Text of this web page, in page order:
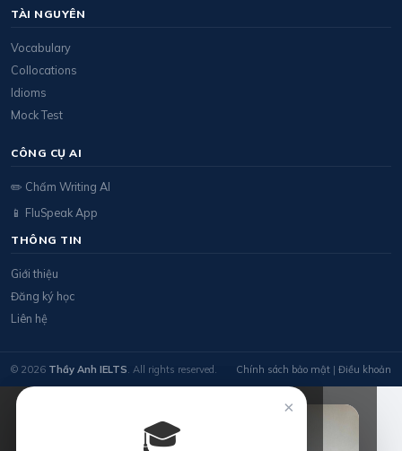
TÀI NGUYÊN
Vocabulary
Collocations
Idioms
Mock Test
CÔNG CỤ AI
✏️ Chấm Writing AI
📱 FluSpeak App
THÔNG TIN
Giới thiệu
Đăng ký học
Liên hệ
© 2026 Thầy Anh IELTS. All rights reserved. Chính sách bảo mật | Điều khoản
×
🎓